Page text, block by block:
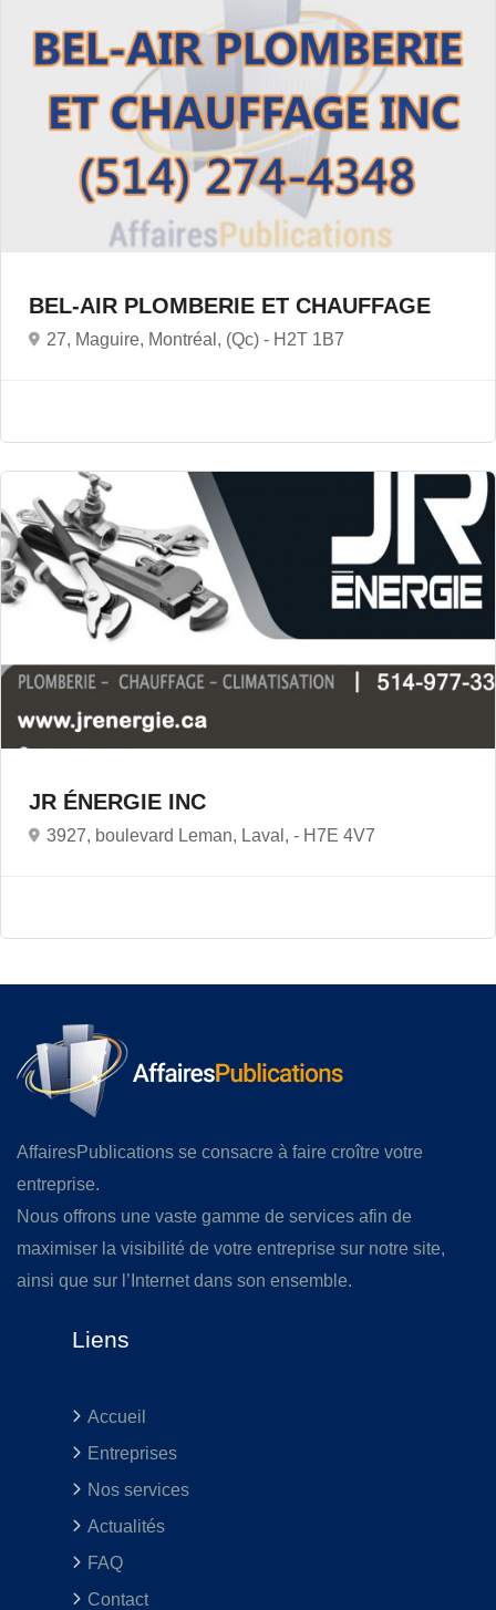
BEL-AIR PLOMBERIE ET CHAUFFAGE
27, Maguire, Montréal, (Qc) - H2T 1B7
JR ÉNERGIE INC
3927, boulevard Leman, Laval, - H7E 4V7
AffairesPublications se consacre à faire croître votre
entreprise.
Nous offrons une vaste gamme de services afin de
maximiser la visibilité de votre entreprise sur notre site,
ainsi que sur l’Internet dans son ensemble.
Liens
Accueil
Entreprises
Nos services
Actualités
FAQ
Contact